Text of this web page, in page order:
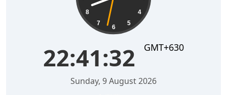
4
5
6
7
8
22:41:32 GMT+630
Sunday, 9 August 2026